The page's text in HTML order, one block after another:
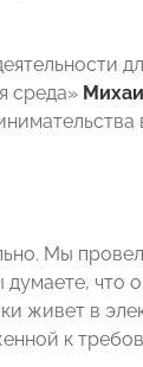
среда»
Мы
что
живет в
к